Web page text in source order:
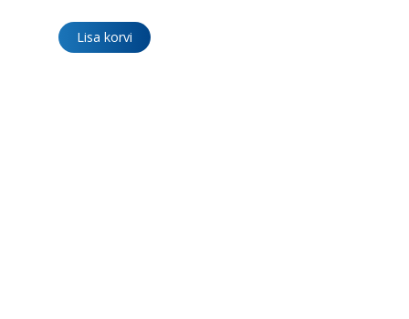
Lisa korvi